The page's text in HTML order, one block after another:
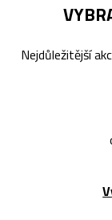
Nejdůležitější